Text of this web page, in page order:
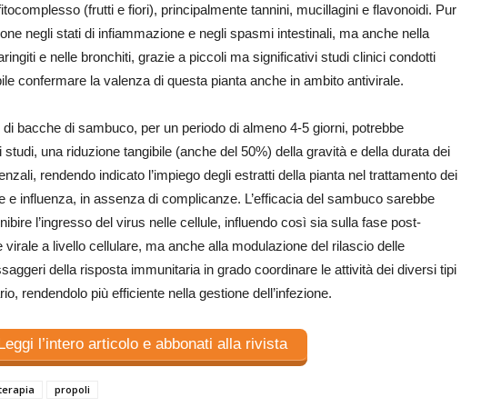
(frutti e fiori), principalmente tannini, mucillagini e flavonoidi. Pur
negli stati di infiammazione e negli spasmi intestinali, ma anche nella
e nelle bronchiti, grazie a piccoli ma significativi studi clinici condotti
confermare la valenza di questa pianta anche in ambito antivirale.
di bacche di sambuco, per un periodo di almeno 4-5 giorni, potrebbe
una riduzione tangibile (anche del 50%) della gravità e della durata dei
rendendo indicato l’impiego degli estratti della pianta nel trattamento dei
e influenza, in assenza di complicanze. L’efficacia del sambuco sarebbe
l’ingresso del virus nelle cellule, influendo così sia sulla fase post-
a livello cellulare, ma anche alla modulazione del rilascio delle
della risposta immunitaria in grado coordinare le attività dei diversi tipi
rendendolo più efficiente nella gestione dell’infezione.
l’intero articolo e abbonati alla rivista
propoli